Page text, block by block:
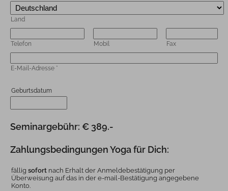
Land
Telefon Mobil Fax
E-Mail-Adresse *
Geburtsdatum
Seminargebühr: € 389.-
Zahlungsbedingungen Yoga für Dich:
fällig sofort nach Erhalt der Anmeldebestätigung per
Überweisung auf das in der e-mail-Bestätigung angegebene
Konto.